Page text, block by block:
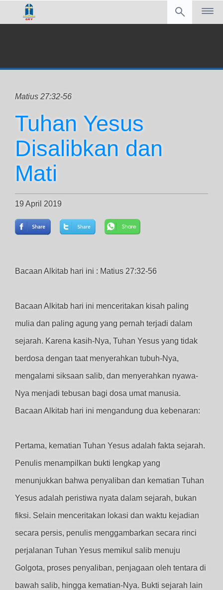
Matius 27:32-56
Tuhan Yesus
Disalibkan dan
Mati
19 April 2019
Bacaan Alkitab hari ini : Matius 27:32-56
Bacaan Alkitab hari ini menceritakan kisah paling
mulia dan paling agung yang pernah terjadi dalam
sejarah. Karena kasih-Nya, Tuhan Yesus yang tidak
berdosa dengan taat menyerahkan tubuh-Nya,
mengalami siksaan salib, dan menyerahkan nyawa-
Nya menjadi tebusan bagi dosa umat manusia.
Bacaan Alkitab hari ini mengandung dua kebenaran:
Pertama, kematian Tuhan Yesus adalah fakta sejarah.
Penulis menampilkan bukti lengkap yang
menunjukkan bahwa penyaliban dan kematian Tuhan
Yesus adalah peristiwa nyata dalam sejarah, bukan
fiksi. Selain menceritakan lokasi dan waktu kejadian
secara persis, penulis menggambarkan secara rinci
perjalanan Tuhan Yesus memikul salib menuju
Golgota, proses penyaliban, penjagaan oleh tentara di
bawah salib, hingga kematian-Nya. Bukti sejarah lain